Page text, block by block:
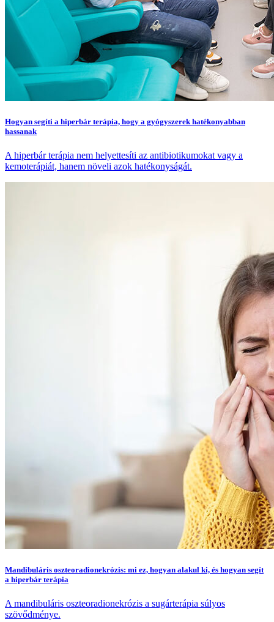
Hogyan segíti a hiperbár terápia, hogy a gyógyszerek hatékonyabban
hassanak
A hiperbár terápia nem helyettesíti az antibiotikumokat vagy a
kemoterápiát, hanem növeli azok hatékonyságát.
Mandibuláris oszteoradionekrózis: mi ez, hogyan alakul ki, és hogyan segít
a hiperbár terápia
A mandibuláris oszteoradionekrózis a sugárterápia súlyos
szövődménye.